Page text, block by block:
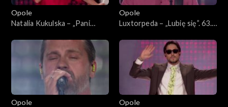
Opole
Natalia Kukulska – „Pani
więcej Ciebie tym mniej”,
„Kobieta”, „W biegu”,
„Dobrostan”, „Światło”, „Sexi
flexi”. 63. KFPP: Koncert
„SuperJedynki”
Opole
Luxtorpeda – „Lubię się”. 63.
„SuperJedynki”
Opole
Opole